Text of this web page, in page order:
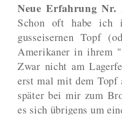
Neue Erfahrung Nr.
Schon oft habe ich
gusseisernen Topf
Amerikaner in ihrem
Zwar nicht am
erst mal mit dem Topf
später bei mir zum
es sich übrigens um